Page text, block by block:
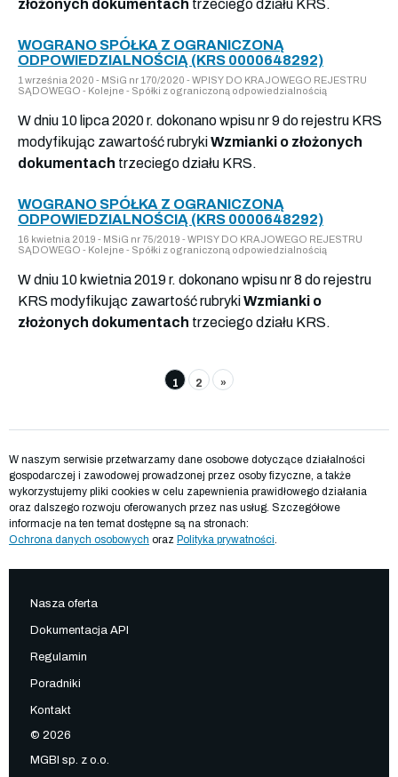
złożonych dokumentach trzeciego działu KRS.
WOGRANO SPÓŁKA Z OGRANICZONĄ
ODPOWIEDZIALNOŚCIĄ (KRS 0000648292)
1 września 2020 - MSiG nr 170/2020 - WPISY DO KRAJOWEGO REJESTRU
SĄDOWEGO - Kolejne - Spółki z ograniczoną odpowiedzialnością
W dniu 10 lipca 2020 r. dokonano wpisu nr 9 do rejestru KRS
modyfikując zawartość rubrykiWzmianki o złożonych
dokumentach trzeciego działu KRS.
WOGRANO SPÓŁKA Z OGRANICZONĄ
ODPOWIEDZIALNOŚCIĄ (KRS 0000648292)
16 kwietnia 2019 - MSiG nr 75/2019 - WPISY DO KRAJOWEGO REJESTRU
SĄDOWEGO - Kolejne - Spółki z ograniczoną odpowiedzialnością
W dniu 10 kwietnia 2019 r. dokonano wpisu nr 8 do rejestru
KRS modyfikując zawartość rubrykiWzmianki o
złożonych dokumentach trzeciego działu KRS.
1 2 »
W naszym serwisie przetwarzamy dane osobowe dotyczące działalności
gospodarczej i zawodowej prowadzonej przez osoby fizyczne, a także
wykorzystujemy pliki cookies w celu zapewnienia prawidłowego działania
oraz dalszego rozwoju oferowanych przez nas usług. Szczegółowe
informacje na ten temat dostępne są na stronach:
Ochrona danych osobowych oraz Polityka prywatności
Nasza oferta
Dokumentacja API
Regulamin
Poradniki
Kontakt
© 2026
MGBI sp. z o.o.